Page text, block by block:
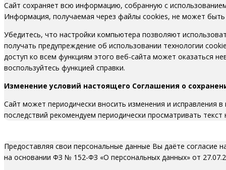
Сайт сохраняет всю информацию, собранную с
Информация, получаемая через файлы cookies, не может
Убедитесь, что настройки компьютера позволяют
получать предупреждение об использовании технологии
доступ ко всем функциям этого веб-сайта может оказаться
воспользуйтесь функцией справки.
Изменение условий настоящего Соглашения о
Сайт может периодически вносить изменения и исправления
последствий рекомендуем периодически просматривать
Предоставляя свои персональные данные Вы даёте согласие
на основании ФЗ № 152-ФЗ «О персональных данных» от